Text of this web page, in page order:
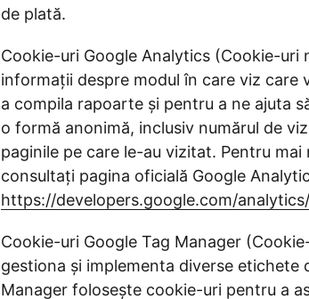
de plată.
Cookie-uri Google Analytics (Cookie-
informații despre modul în care viz
a compila rapoarte și pentru a ne ajuta
o formă anonimă, inclusiv numărul de
paginile pe care le-au vizitat. Pentru
consultați pagina oficială Google
https://developers.google.com/
Cookie-uri Google Tag Manager
gestiona și implementa diverse etichete
Manager folosește cookie-uri pentru a